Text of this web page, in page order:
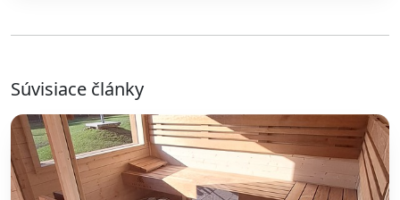
Súvisiace články